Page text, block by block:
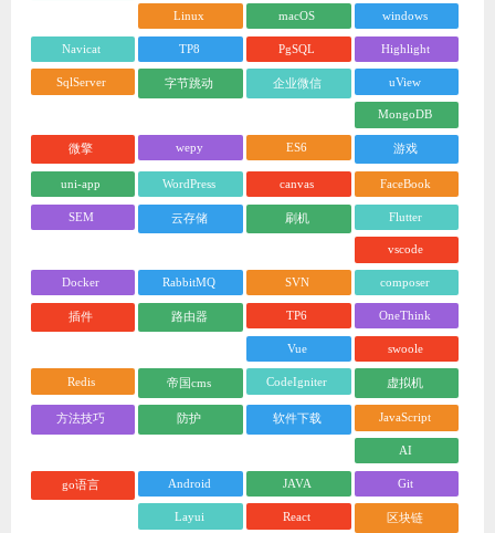
Linux macOS windows
Navicat TP8 PgSQL Highlight
SqlServer 字节跳动 企业微信 uView
MongoDB
微擎 wepy ES6 游戏
uni-app WordPress canvas FaceBook
SEM 云存储 刷机 Flutter
vscode
Docker RabbitMQ SVN composer
插件 路由器 TP6 OneThink
Vue swoole
Redis 帝国cms CodeIgniter 虚拟机
方法技巧 防护 软件下载 JavaScript
AI
go语言 Android JAVA Git
Layui React 区块链